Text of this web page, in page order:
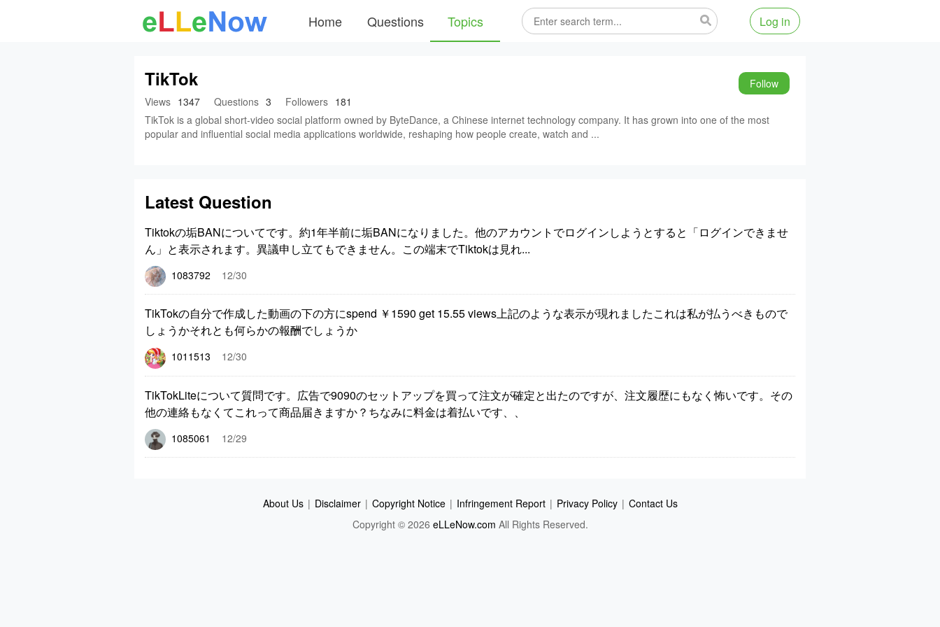
Home Questions Topics Log in
TikTok
Views 1347 Questions 3 Followers 181
TikTok is a global short-video social platform owned by ByteDance, a Chinese internet technology company. It has grown into one of the most
popular and influential social media applications worldwide, reshaping how people create, watch and ...
Follow
Latest Question
Tiktokの垢BANについてです。約1年半前に垢BANになりました。他のアカウントでログインしようとすると「ログインできませ
ん」と表示されます。異議申し立てもできません。この端末でTiktokは見れ...
1083792 12/30
TikTokの自分で作成した動画の下の方にspend ￥1590 get 15.55 views上記のような表示が現れましたこれは私が払うべきもので
しょうかそれとも何らかの報酬でしょうか
1011513 12/30
TikTokLiteについて質問です。広告で9090のセットアップを買って注文が確定と出たのですが、注文履歴にもなく怖いです。その
他の連絡もなくてこれって商品届きますか？ちなみに料金は着払いです、、
1085061 12/29
About Us | Disclaimer | Copyright Notice | Infringement Report | Privacy Policy | Contact Us
Copyright © 2026 eLLeNow.com All Rights Reserved.